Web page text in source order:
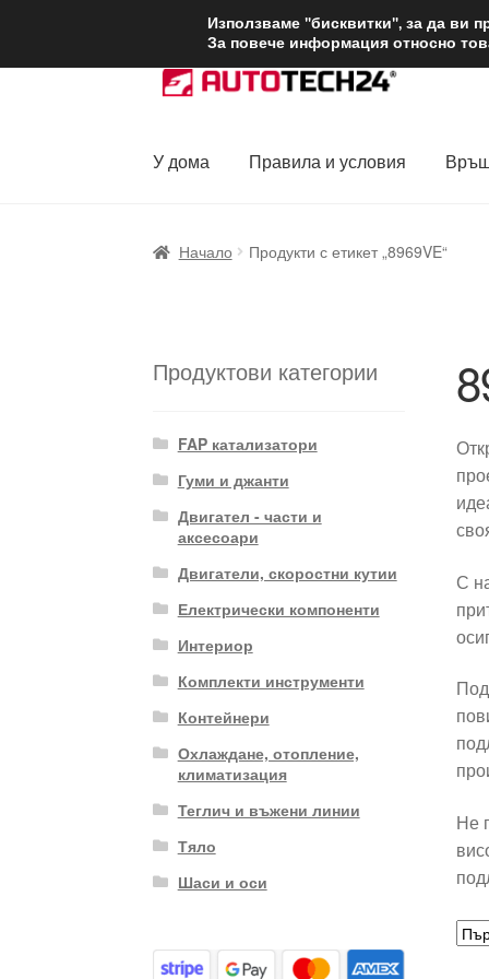
ДОСТАВКА от
Skip
to
Skip
to
У дома
Правила и условия
Начало Продукти с етикет „8969VE“
С
Не
Продуктови категории
FAP катализатори
Гуми и джанти
Двигател - части и
аксесоари
Двигатели, скоростни кутии
Електрически компоненти
Интериор
Комплекти инструменти
Контейнери
Охлаждане, отопление,
климатизация
Теглич и въжени линии
Тяло
Шаси и оси
Използваме "бисквитки", за да ви
За повече информация относно